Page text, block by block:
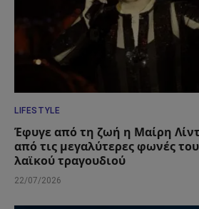
LIFESTYLE
Έφυγε από τη ζωή η Μαίρη
από τις μεγαλύτερες φωνές
λαϊκού τραγουδιού
22/07/2026